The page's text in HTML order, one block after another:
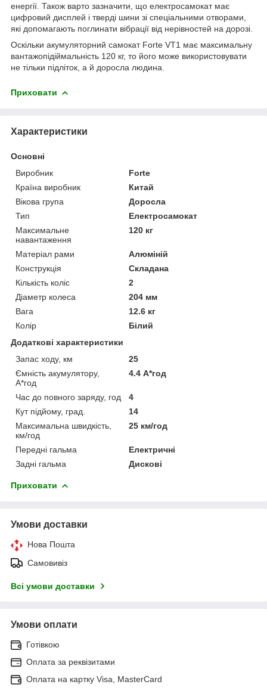
енергії. Також варто зазначити, що електросамокат має
цифровий дисплей і тверді шини зі спеціальними отворами,
які допомагають поглинати вібрації від нерівностей на дорозі.
Оскільки акумуляторний самокат Forte VT1 має максимальну
вантажопідіймальність 120 кг, то його може використовувати
не тільки підліток, а й доросла людина.
Приховати
Характеристики
Основні
Виробник
Forte
Країна виробник
Китай
Вікова група
Доросла
Тип
Електросамокат
Максимальне
навантаження
120 кг
Матеріал рами
Алюміній
Конструкція
Складана
Кількість коліс
2
Діаметр колеса
204 мм
Вага
12.6 кг
Колір
Білий
Додаткові характеристики
Запас ходу, км
25
Ємність акумулятору,
А*год
4.4 А*год
Час до повного заряду, год
4
Кут підйому, град.
14
Максимальна швидкість,
км/год
25 км/год
Передні гальма
Електричні
Задні гальма
Дискові
Приховати
Умови доставки
Нова Пошта
Самовивіз
Всі умови доставки
Умови оплати
Готівкою
Оплата за реквізитами
Оплата на картку Visa, MasterCard